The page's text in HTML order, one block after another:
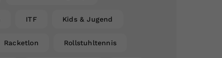
ITF Kids & Jugend
Racketlon Rollstuhltennis